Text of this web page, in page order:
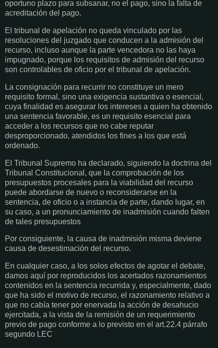
oportuno plazo para subsanar, no el pago, sino la falta de
acreditación del pago.
El tribunal de apelación no queda vinculado por las
resoluciones del juzgado que conducen a la admisión del
recurso, incluso aunque la parte vencedora no las haya
impugnado, porque los requisitos de admisión del recurso
son controlables de oficio por el tribunal de apelación.
La consignación para recurrir no constituye un mero
requisito formal, sino una exigencia sustantiva o esencial,
cuya finalidad es asegurar los intereses a quien ha obtenido
una sentencia favorable, es un requisito esencial para
acceder a los recursos que no cabe reputar
desproporcionado, atendidos los fines a los que está
ordenado.
El Tribunal Supremo ha declarado, siguiendo la doctrina del
Tribunal Constitucional, que la comprobación de los
presupuestos procesales para la viabilidad del recurso
puede abordarse de nuevo o reconsiderarse en la
sentencia, de oficio o a instancia de parte, dando lugar, en
su caso, a un pronunciamiento de inadmisión cuando falten
de tales presupuestos
Por consiguiente, la causa de inadmisión misma deviene
causa de desestimación del recurso.
En cualquier caso, a los solos efectos de agotar el debate,
damos aquí por reproducidos los acertados razonamientos
contenidos en la sentencia recurrida y, especialmente, dado
que ha sido el motivo de recurso, el razonamiento relativo a
que no cabía tener por enervada la acción de desahucio
ejercitada, a la vista de la remisión de un requerimiento
previo de pago conforme a lo previsto en el art.22.4 párrafo
segundo LEC